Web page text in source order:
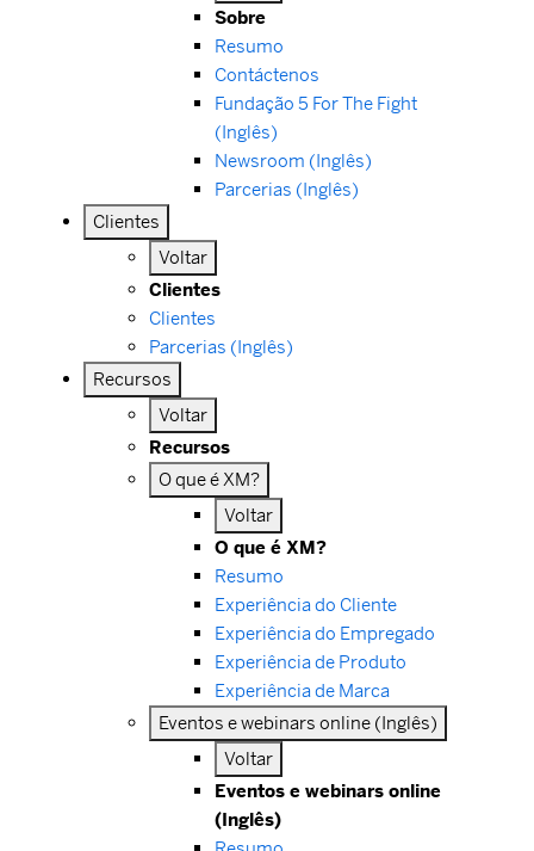
Sobre
Resumo
Contáctenos
Fundação 5 For The Fight
(Inglês)
Newsroom (Inglês)
Parcerias (Inglês)
Clientes
Voltar
Clientes
Clientes
Parcerias (Inglês)
Recursos
Voltar
Recursos
O que é XM?
Voltar
O que é XM?
Resumo
Experiência do Cliente
Experiência do Empregado
Experiência de Produto
Experiência de Marca
Eventos e webinars online (Inglês)
Voltar
Eventos e webinars online
(Inglês)